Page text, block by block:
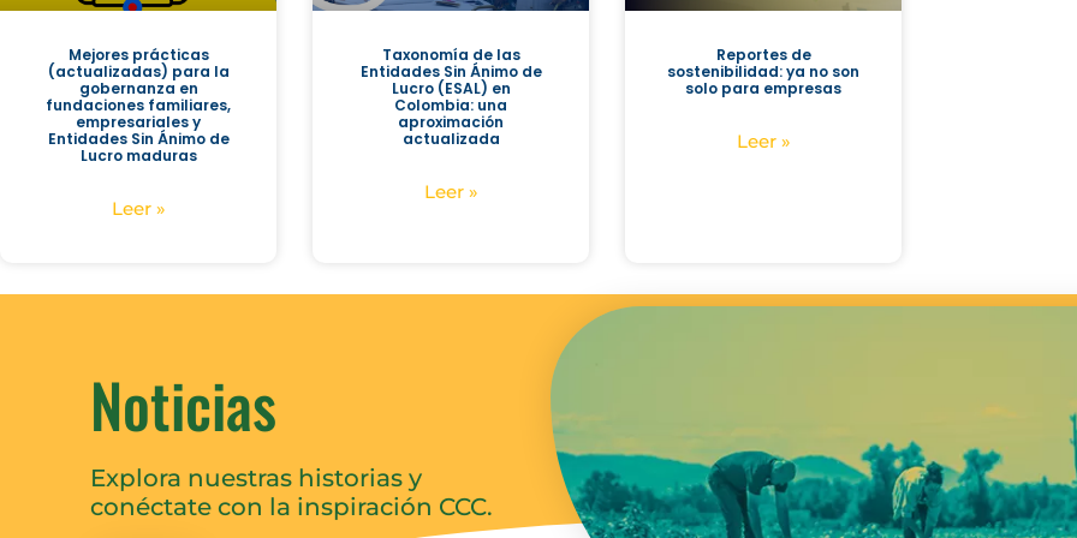
Mejores prácticas
(actualizadas) para la
gobernanza en
fundaciones familiares,
empresariales y
Entidades Sin Ánimo de
Lucro maduras
Leer »
Taxonomía de las
Entidades Sin Ánimo de
Lucro (ESAL) en
Colombia: una
aproximación
actualizada
Leer »
Reportes de
sostenibilidad: ya no son
solo para empresas
Leer »
Noticias
Explora nuestras historias y
conéctate con la inspiración CCC.